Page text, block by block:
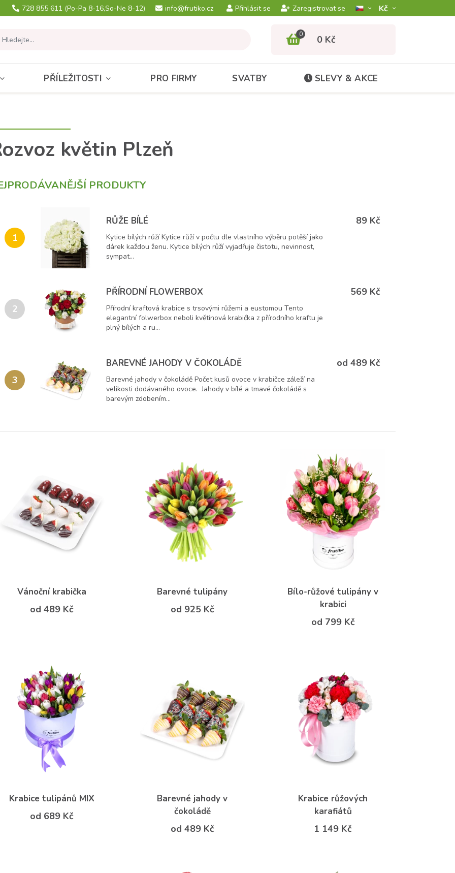
728 855 611 (Po-Pa 8-16,So-Ne 8-12) info@frutiko.cz Přihlásit se Zaregistrovat se Kč­
0 0 Kč
PŘÍLEŽITOSTI PRO FIRMY SVATBY SLEVY & AKCE
květin Plzeň
PRODUKTY
1
RŮŽE BÍLÉ
Kytice bílých růží Kytice růží v počtu dle vlastního výběru potěší jako
dárek každou ženu. Kytice bílých růží vyjadřuje čistotu, nevinnost,
sympat...
89 Kč
2
PŘÍRODNÍ FLOWERBOX
Přírodní kraftová krabice s trsovými růžemi a eustomou Tento
elegantní folwerbox neboli květinová krabička z přírodního kraftu je
plný bílých a ru...
569 Kč
3
BAREVNÉ JAHODY V ČOKOLÁDĚ
Barevné jahody v čokoládě Počet kusů ovoce v krabičce záleží na
velikosti dodávaného ovoce. Jahody v bílé a tmavé čokoládě s
barevým zdobením...
od 489 Kč
Vánoční krabička
od 489 Kč
Barevné tulipány
od 925 Kč
Bílo-růžové tulipány v
krabici
od 799 Kč
Krabice tulipánů MIX
od 689 Kč
Barevné jahody v
čokoládě
od 489 Kč
Krabice růžových
karafiátů
1 149 Kč